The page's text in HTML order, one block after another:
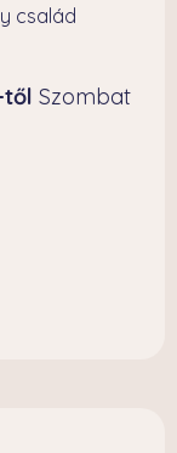
család
től Szombat